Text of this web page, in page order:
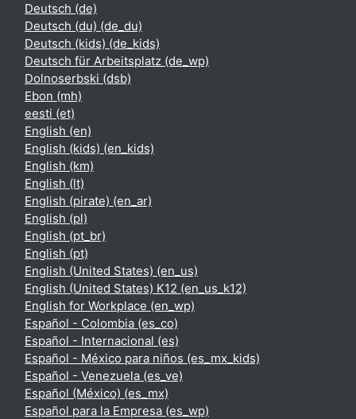
Deutsch ‎(de)‎
Deutsch (du) ‎(de_du)‎
Deutsch (kids) ‎(de_kids)‎
Deutsch für Arbeitsplatz ‎(de_wp)‎
Dolnoserbski ‎(dsb)‎
Ebon ‎(mh)‎
eesti ‎(et)‎
English ‎(en)‎
English (kids) ‎(en_kids)‎
English ‎(km)‎
English ‎(lt)‎
English (pirate) ‎(en_ar)‎
English ‎(pl)‎
English ‎(pt_br)‎
English ‎(pt)‎
English (United States) ‎(en_us)‎
English (United States) K12 ‎(en_us_k12)‎
English for Workplace ‎(en_wp)‎
Español - Colombia ‎(es_co)‎
Español - Internacional ‎(es)‎
Español - México para niños ‎(es_mx_kids)‎
Español - Venezuela ‎(es_ve)‎
Español (México) ‎(es_mx)‎
Español para la Empresa ‎(es_wp)‎